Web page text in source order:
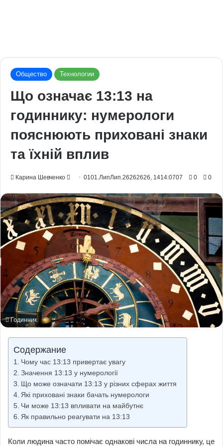
Общество Технологии
Що означає 13:13 на
годиннику: нумерологи
пояснюють приховані знаки
та їхній вплив
Карина Шевченко
Send
email
0101.ЛипЛип.26262626, 1414:0707 0 0
Годинник
Содержание
Чому час 13:13 привертає увагу
Значення 13:13 у нумерології
Що може означати 13:13 у різних сферах життя
Які приховані знаки бачать нумерологи
Чи може 13:13 впливати на майбутнє
Як правильно реагувати на 13:13
Коли людина часто помічає однакові числа на годиннику, це